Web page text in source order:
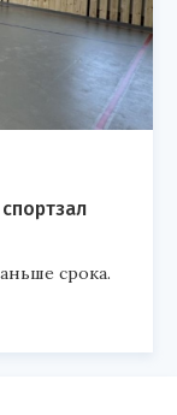
срока.